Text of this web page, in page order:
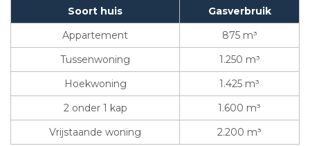
Soort huis
Gasverbruik
Appartement
875 m³
Tussenwoning
1.250 m³
Hoekwoning
1.425 m³
2 onder 1 kap
1.600 m³
Vrijstaande woning
2.200 m³